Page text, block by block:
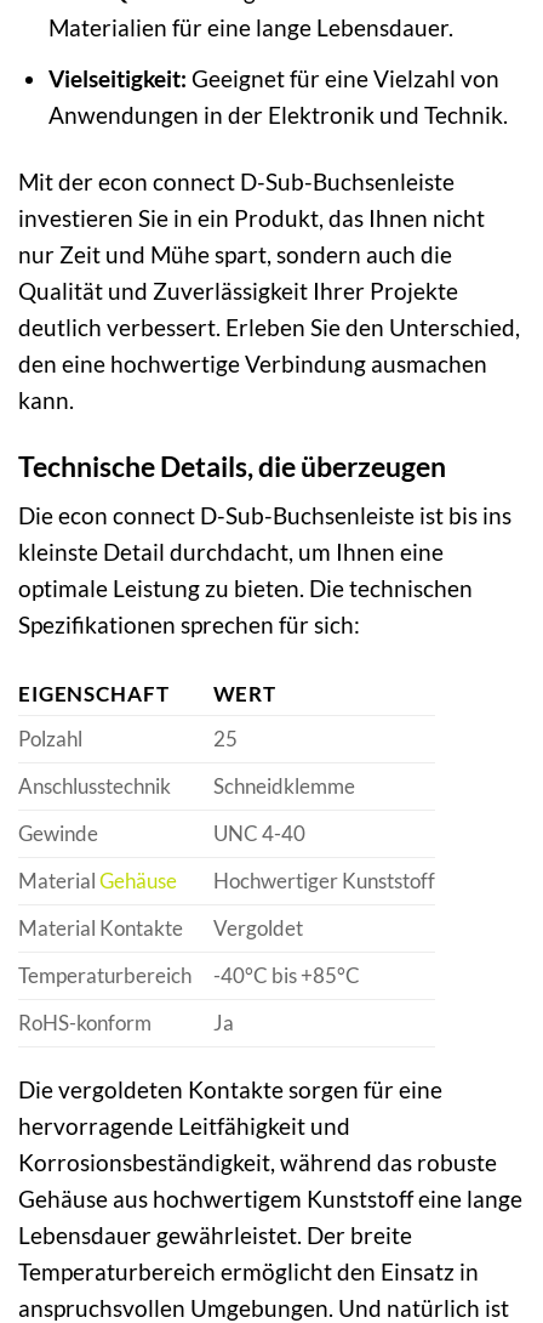
Materialien für eine lange Lebensdauer.
Vielseitigkeit: Geeignet für eine Vielzahl von
Anwendungen in der Elektronik und Technik.
Mit der econ connect D-Sub-Buchsenleiste
investieren Sie in ein Produkt, das Ihnen nicht
nur Zeit und Mühe spart, sondern auch die
Qualität und Zuverlässigkeit Ihrer Projekte
deutlich verbessert. Erleben Sie den Unterschied,
den eine hochwertige Verbindung ausmachen
kann.
Technische Details, die überzeugen
Die econ connect D-Sub-Buchsenleiste ist bis ins
kleinste Detail durchdacht, um Ihnen eine
optimale Leistung zu bieten. Die technischen
Spezifikationen sprechen für sich:
EIGENSCHAFT
WERT
Polzahl
25
Anschlusstechnik
Schneidklemme
Gewinde
UNC 4-40
MaterialGehäuse
Hochwertiger Kunststoff
Material Kontakte
Vergoldet
Temperaturbereich
-40°C bis +85°C
RoHS-konform
Ja
Die vergoldeten Kontakte sorgen für eine
hervorragende Leitfähigkeit und
Korrosionsbeständigkeit, während das robuste
Gehäuse aus hochwertigem Kunststoff eine lange
Lebensdauer gewährleistet. Der breite
Temperaturbereich ermöglicht den Einsatz in
anspruchsvollen Umgebungen. Und natürlich ist